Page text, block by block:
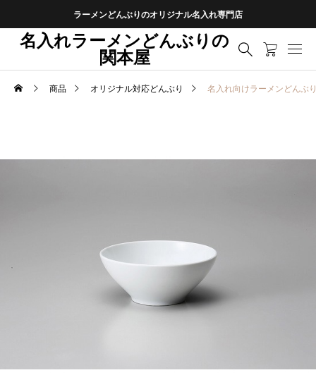
ラーメンどんぶりのオリジナル名入れ専門店
名入れラーメンどんぶりの
関本屋
商品 オリジナル対応どんぶり 名入れ向けラーメンどんぶ